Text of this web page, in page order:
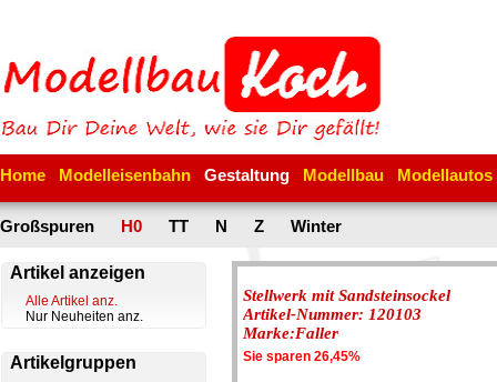
Home Modelleisenbahn Gestaltung Modellbau Modellautos
Großspuren H0 TT N Z Winter
Artikel anzeigen
Alle Artikel anz.
Nur Neuheiten anz.
Artikelgruppen
Stellwerk mit Sandsteinsockel
Artikel-Nummer: 120103
Marke:Faller
Sie sparen 26,45%